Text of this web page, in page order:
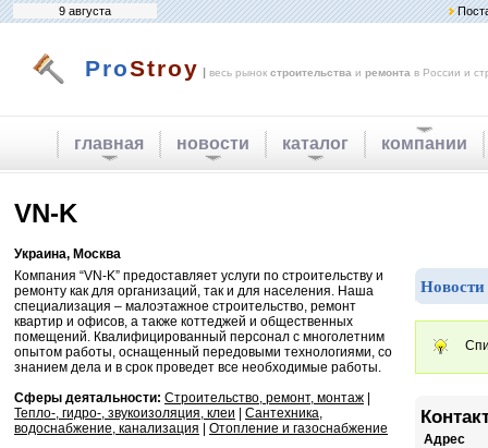
9 августа
ProStroy | весь рынок строительства и ремонта в России и
главная новости каталог компании
VN-K
Украина, Москва
Компания “VN-K” предоставляет услуги по строительству и
ремонту как для организаций, так и для населения. Наша
специализация – малоэтажное строительство, ремонт
квартир и офисов, а также коттеджей и общественных
помещений. Квалифицированный персонал с многолетним
опытом работы, оснащенный передовыми технологиями, со
знанием дела и в срок проведет все необходимые работы.
Сферы деятальности: Строительство, ремонт, монтаж
Тепло-, гидро-, звукоизоляция, клеи
Сантехника,
водоснабжение, канализация
Отопление и газоснабжение
Адрес